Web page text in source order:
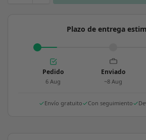
Plazo de entrega
Pedido
6 Aug
Enviado
~8 Aug
Envío gratuito Con seguimiento